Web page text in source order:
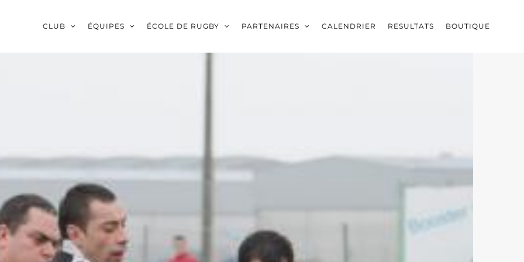
CLUB ÉQUIPES ÉCOLE DE RUGBY PARTENAIRES CALENDRIER RESULTATS BOUTIQUE